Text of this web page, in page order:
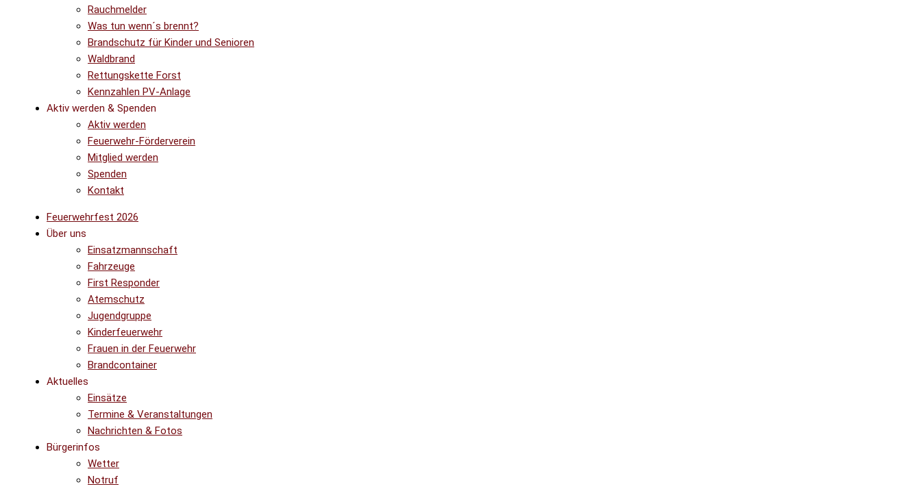
Rauchmelder
Was tun wenn´s brennt?
Brandschutz für Kinder und Senioren
Waldbrand
Rettungskette Forst
Kennzahlen PV-Anlage
Aktiv werden & Spenden
Aktiv werden
Feuerwehr-Förderverein
Mitglied werden
Spenden
Kontakt
Feuerwehrfest 2026
Über uns
Einsatzmannschaft
Fahrzeuge
First Responder
Atemschutz
Jugendgruppe
Kinderfeuerwehr
Frauen in der Feuerwehr
Brandcontainer
Aktuelles
Einsätze
Termine & Veranstaltungen
Nachrichten & Fotos
Bürgerinfos
Wetter
Notruf